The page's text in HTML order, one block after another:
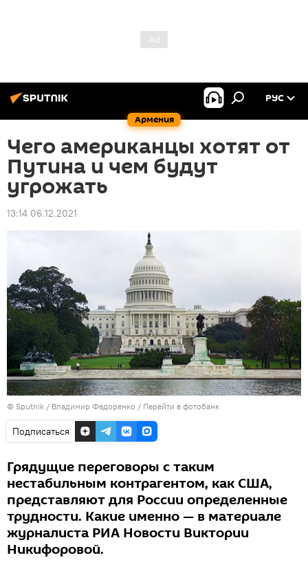
Армения
РУС
Чего американцы хотят от
Путина и чем будут
угрожать
13:14 06.12.2021
© Sputnik / Владимир Федоренко / Перейти в фотобанк
Подписаться
Грядущие переговоры с таким
нестабильным контрагентом, как США,
представляют для России определенные
трудности. Какие именно — в материале
журналиста РИА Новости Виктории
Никифоровой.